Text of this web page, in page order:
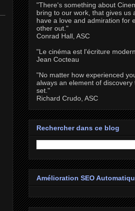
"There's something about
bring to our work, that gives us
have a love and admiration for
other out."
Conrad Hall, ASC
"Le cinéma est l'écriture
Jean Cocteau
"No matter how experienced
always an element of
set."
Richard Crudo, ASC
Rechercher dans ce blog
Amélioration SEO